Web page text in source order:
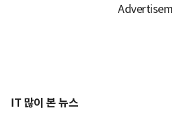
IT 많이 본 뉴스